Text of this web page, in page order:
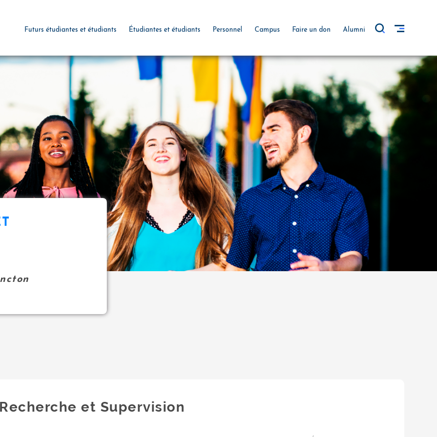
Futurs étudiantes et étudiants Étudiantes et étudiants Personnel Campus Faire un don Alumni
Recherche et Supervision